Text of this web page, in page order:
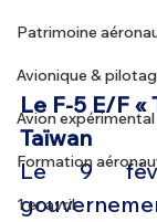
Patrimoine
Avionique &
Avion expérimental
Formation
1 er avril
Le F-5 E/F «
Taïwan
Le 9